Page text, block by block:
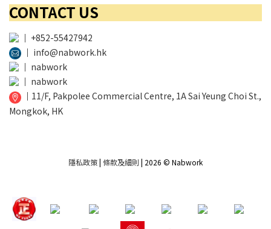
CONTACT US
│ +852-55427942
│ info@nabwork.hk
│ nabwork
│ nabwork
│ 11/F, Pakpolee Commercial Centre, 1A Sai Yeung Choi St.,
Mongkok, HK
隱私政策| 條款及細則 | 2026 © Nabwork